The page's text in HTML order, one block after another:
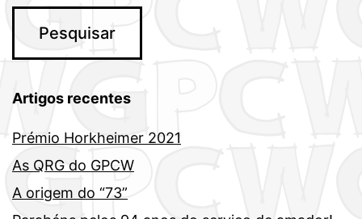
Artigos recentes
Prémio Horkheimer 2021
As QRG do GPCW
A origem do “73”